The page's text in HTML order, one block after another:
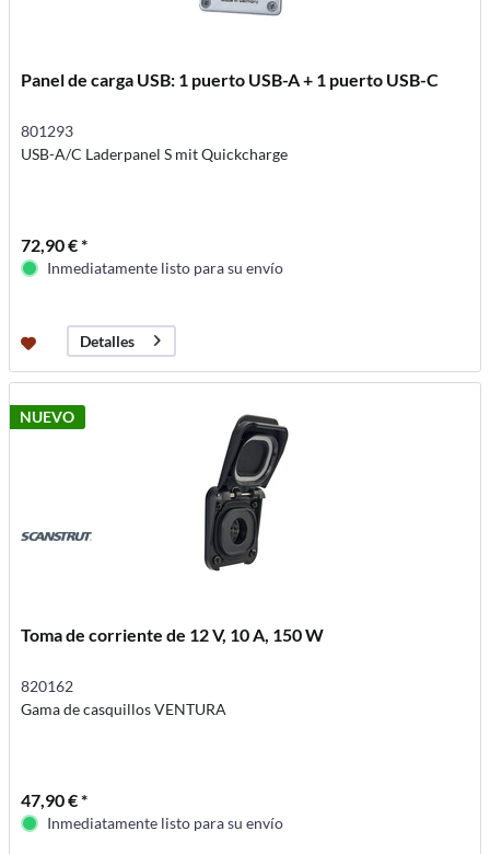
Panel de carga USB: 1 puerto USB-A + 1 puerto USB-C
801293
USB-A/C Laderpanel S mit Quickcharge
72,90 € *
Inmediatamente listo para su envío
Detalles
NUEVO
Toma de corriente de 12 V, 10 A, 150 W
820162
Gama de casquillos VENTURA
47,90 € *
Inmediatamente listo para su envío